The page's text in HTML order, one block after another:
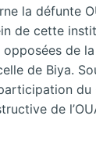
la défunte
de cette
de
de Biya.
du
de